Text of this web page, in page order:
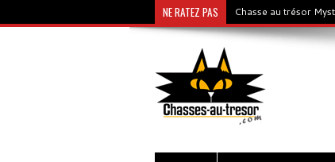
NE RATEZ PAS Chasse au trésor